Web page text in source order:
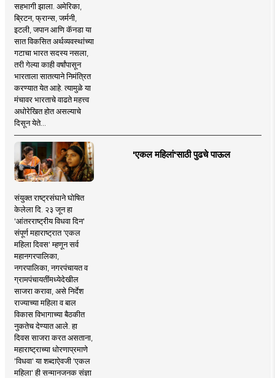
सहभागी झाला. अमेरिका,
ब्रिटन, फ्रान्स, जर्मनी,
इटली, जपान आणि कॅनडा या
सात विकसित अर्थव्यवस्थांच्या
गटाचा भारत सदस्य नसला,
तरी गेल्या काही वर्षांपासून
भारताला सातत्याने निमंत्रित
करण्यात येत आहे. त्यामुळे या
मंचावर भारताचे वाढते महत्त्व
अधोरेखित होत असल्याचे
दिसून येते...
'एकल महिलां'साठी पुढचे पाऊल
संयुक्त राष्ट्रसंघाने घोषित
केलेला दि. २३ जून हा
'आंतरराष्ट्रीय विधवा दिन'
संपूर्ण महाराष्ट्रात 'एकल
महिला दिवस' म्हणून सर्व
महानगरपालिका,
नगरपालिका, नगरपंचायत व
ग्रामपंचायतींमध्येदेखील
साजरा करावा, असे निर्देश
राज्याच्या महिला व बाल
विकास विभागाच्या बैठकीत
नुकतेच देण्यात आले. हा
दिवस साजरा करत असताना,
महाराष्ट्राच्या धोरणाप्रमाणे
'विधवा' या शब्दाऐवजी 'एकल
महिला' ही सन्मानजनक संज्ञा